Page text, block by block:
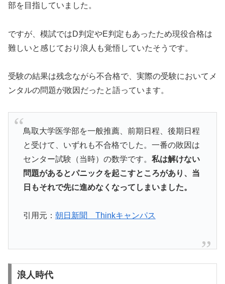
部を目指していました。
ですが、模試ではD判定やE判定もあったため現役合格は
難しいと感じており浪人も覚悟していたそうです。
受験の結果は残念ながら不合格で、実際の受験においてメ
ンタルの問題が敗因だったと語っています。
鳥取大学医学部を一般推薦、前期日程、後期日程
と受けて、いずれも不合格でした。一番の敗因は
センター試験（当時）の数学です。 私は解けない
問題があるとパニックを起こすところがあり、当
日もそれで先に進めなくなってしまいました。
引用元： 朝日新聞 Thinkキャンパス
浪人時代